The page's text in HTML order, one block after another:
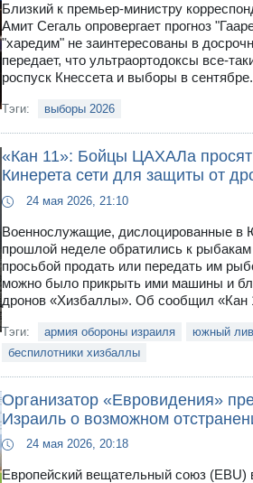
Близкий к премьер-министру
Амит Сегаль опровергает прогноз
"харедим" не заинтересованы в
передает, что ультраортодоксы все-
роспуск Кнессета и выборы в сентябре.
Тэги: выборы 2026
«Кан 11»: Бойцы ЦАХАЛа
Кинерета сети для защиты от
24 мая 2026, 21:10
Военнослужащие, дислоцированные в
прошлой неделе обратились к рыбакам
просьбой продать или передать им
можно было прикрыть ими машины и
дронов «Хизбаллы». Об сообщил «Кан
Тэги: армия обороны израиля
южный
беспилотники хизбаллы
Организатор «Евровидения»
Израиль о возможном
24 мая 2026, 20:18
Европейский вещательный союз (EBU)